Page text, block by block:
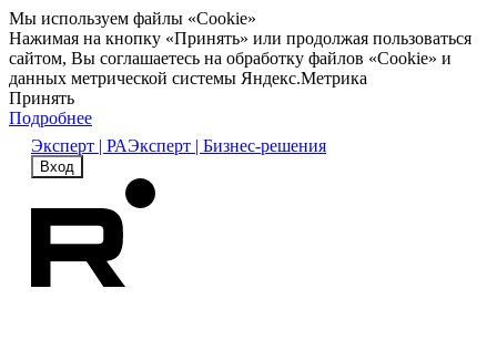
Мы используем файлы «Cookie»
Нажимая на кнопку «Принять» или продолжая пользоваться
сайтом, Вы соглашаетесь на обработку файлов «Cookie» и
данных метрической системы Яндекс.Метрика
Принять
Подробнее
Эксперт | РАЭксперт | Бизнес-решения
Вход